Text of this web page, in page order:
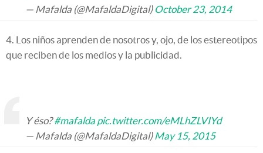
— Mafalda (@MafaldaDigital) October 23, 2014
4. Los niños aprenden de nosotros y, ojo, de los estereotipos
que reciben de los medios y la publicidad.
Y éso?#mafalda pic.twitter.com/eMLhZLVIYd
— Mafalda (@MafaldaDigital)May 15, 2015